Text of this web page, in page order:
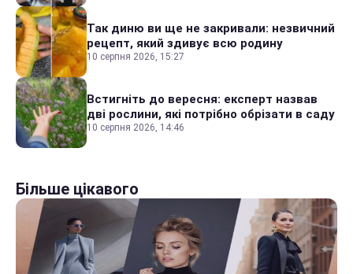
Так диню ви ще не закривали: незвичний
рецепт, який здивує всю родину
10 серпня 2026, 15:27
Встигніть до вересня: експерт назвав
дві рослини, які потрібно обрізати в саду
10 серпня 2026, 14:46
Більше цікавого